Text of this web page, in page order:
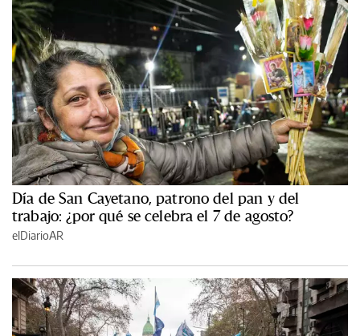
Día de San Cayetano, patrono del pan y del
trabajo: ¿por qué se celebra el 7 de agosto?
elDiarioAR